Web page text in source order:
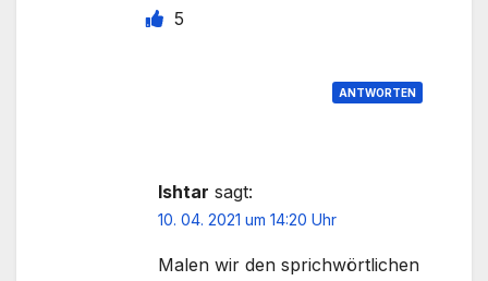
5
ANTWORTEN
Ishtar sagt:
10. 04. 2021 um 14:20 Uhr
Malen wir den sprichwörtlichen